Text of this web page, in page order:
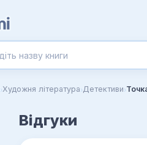
›Художня література›Детективи›
Відгуки